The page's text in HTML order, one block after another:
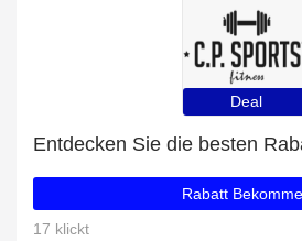
Deal
Rabatt
17 klickt